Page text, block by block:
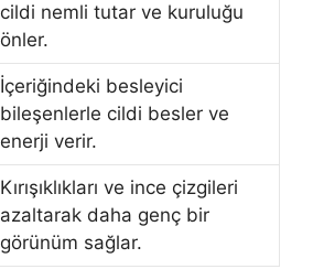
cildi nemli tutar ve kuruluğu
önler.
İçeriğindeki besleyici
bileşenlerle cildi besler ve
enerji verir.
Kırışıklıkları ve ince çizgileri
azaltarak daha genç bir
görünüm sağlar.